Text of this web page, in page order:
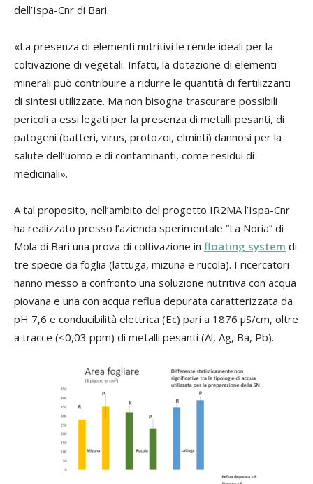
dell’Ispa-Cnr di Bari.
«La presenza di elementi nutritivi le rende ideali per la
coltivazione di vegetali. Infatti, la dotazione di elementi
minerali può contribuire a ridurre le quantità di fertilizzanti
di sintesi utilizzate. Ma non bisogna trascurare possibili
pericoli a essi legati per la presenza di metalli pesanti, di
patogeni (batteri, virus, protozoi, elminti) dannosi per la
salute dell’uomo e di contaminanti, come residui di
medicinali».
A tal proposito, nell’ambito del progetto IR2MA l’Ispa-Cnr
ha realizzato presso l’azienda sperimentale “La Noria” di
Mola di Bari una prova di coltivazione in floating system di
tre specie da foglia (lattuga, mizuna e rucola). I ricercatori
hanno messo a confronto una soluzione nutritiva con acqua
piovana e una con acqua reflua depurata caratterizzata da
pH 7,6 e conducibilità elettrica (Ec) pari a 1876 μS/cm, oltre
a tracce (<0,03 ppm) di metalli pesanti (Al, Ag, Ba, Pb).